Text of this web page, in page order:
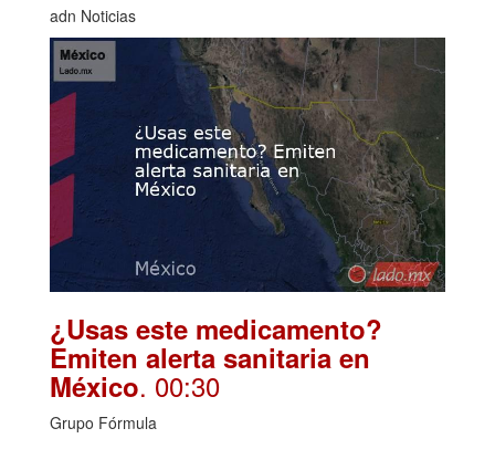
adn Noticias
¿Usas este medicamento?
Emiten alerta sanitaria en
México. 00:30
Grupo Fórmula